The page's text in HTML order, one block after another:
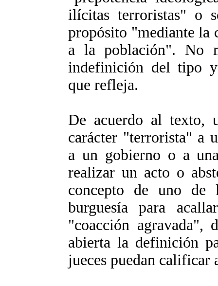
ilícitas terroristas" o
propósito "mediante la
a la población". No
indefinición del tipo y
que refleja.
De acuerdo al texto,
carácter "terrorista" a
a un gobierno o a
realizar un acto o
concepto de uno de
burguesía para
"coacción agravada",
abierta la definición
jueces puedan calificar